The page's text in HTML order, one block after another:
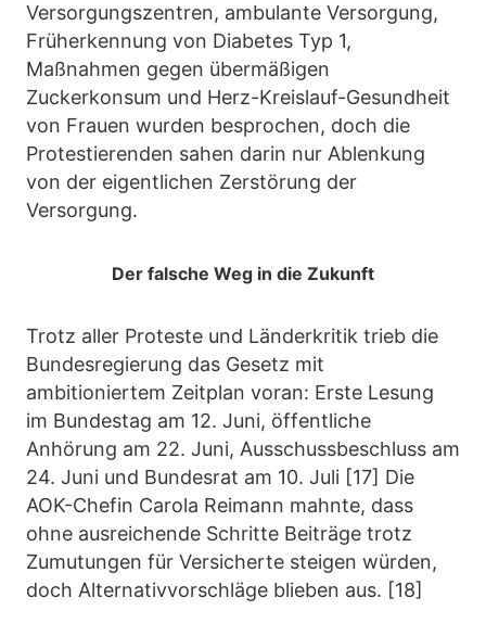
Versorgungszentren, ambulante Versorgung,
Früherkennung von Diabetes Typ 1,
Maßnahmen gegen übermäßigen
Zuckerkonsum und Herz-Kreislauf-Gesundheit
von Frauen wurden besprochen, doch die
Protestierenden sahen darin nur Ablenkung
von der eigentlichen Zerstörung der
Versorgung.
Der falsche Weg in die Zukunft
Trotz aller Proteste und Länderkritik trieb die
Bundesregierung das Gesetz mit
ambitioniertem Zeitplan voran: Erste Lesung
im Bundestag am 12. Juni, öffentliche
Anhörung am 22. Juni, Ausschussbeschluss am
24. Juni und Bundesrat am 10. Juli [17] Die
AOK-Chefin Carola Reimann mahnte, dass
ohne ausreichende Schritte Beiträge trotz
Zumutungen für Versicherte steigen würden,
doch Alternativvorschläge blieben aus. [18]